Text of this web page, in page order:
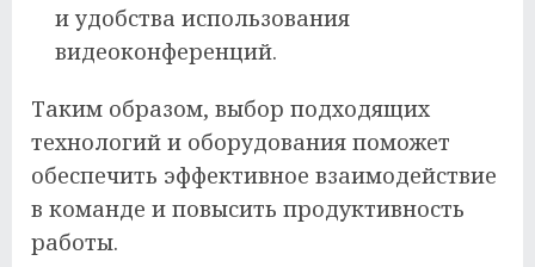
и удобства использования
видеоконференций.
Таким образом, выбор подходящих
технологий и оборудования поможет
обеспечить эффективное взаимодействие
в команде и повысить продуктивность
работы.